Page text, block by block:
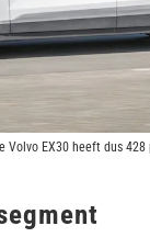
Volvo EX30 heeft dus 428